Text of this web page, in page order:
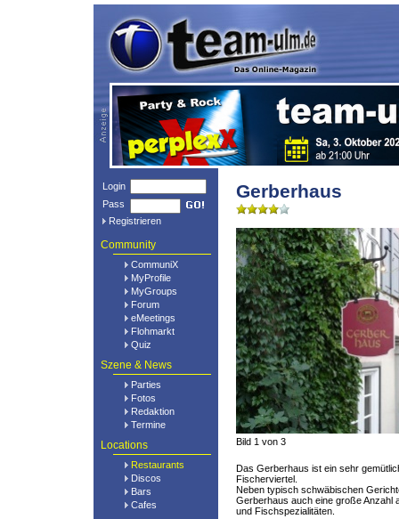
Login
Pass
Registrieren
Community
CommuniX
MyProfile
MyGroups
Forum
eMeetings
Flohmarkt
Quiz
Szene & News
Parties
Fotos
Redaktion
Termine
Locations
Restaurants
Discos
Bars
Cafes
Gerberhaus
Bild 1 von 3
Das Gerberhaus ist ein sehr
Fischerviertel.
Neben typisch schwäbischen
Gerberhaus auch eine große Anzahl
und Fischspezialitäten.